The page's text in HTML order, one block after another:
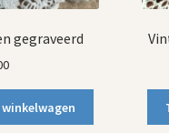
gegraveerd